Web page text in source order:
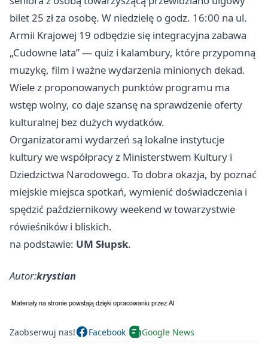
bilet 25 zł za osobę. W niedzielę o godz. 16:00 na ul.
Armii Krajowej 19 odbędzie się integracyjna zabawa
„Cudowne lata” — quiz i kalambury, które przypomną
muzykę, film i ważne wydarzenia minionych dekad.
Wiele z proponowanych punktów programu ma
wstęp wolny, co daje szansę na sprawdzenie oferty
kulturalnej bez dużych wydatków.
Organizatorami wydarzeń są lokalne instytucje
kultury we współpracy z Ministerstwem Kultury i
Dziedzictwa Narodowego. To dobra okazja, by poznać
miejskie miejsca spotkań, wymienić doświadczenia i
spędzić październikowy weekend w towarzystwie
rówieśników i bliskich.
na podstawie: UM Słupsk.
Autor:krystian
Zaobserwuj nas! Facebook Google News